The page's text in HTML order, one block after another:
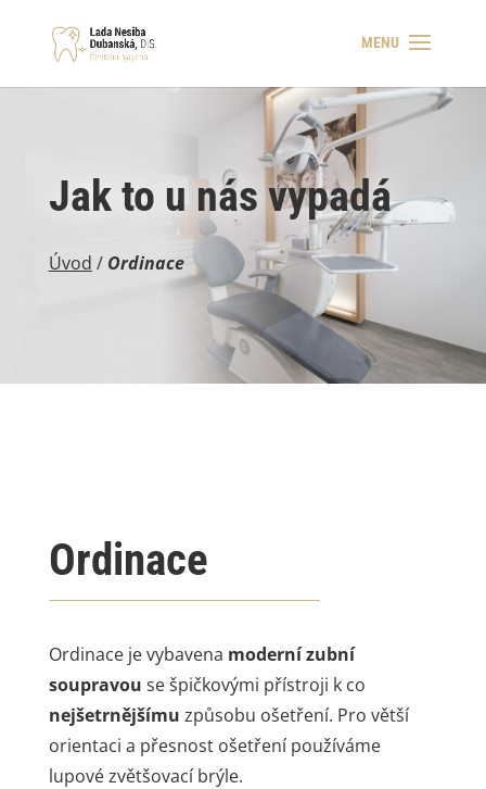
Jak to u nás vypadá
Úvod / Ordinace
Ordinace
Ordinace je vybavena moderní zubní
soupravou se špičkovými přístroji k co
nejšetrnějšímu způsobu ošetření. Pro větší
orientaci a přesnost ošetření používáme
lupové zvětšovací brýle.